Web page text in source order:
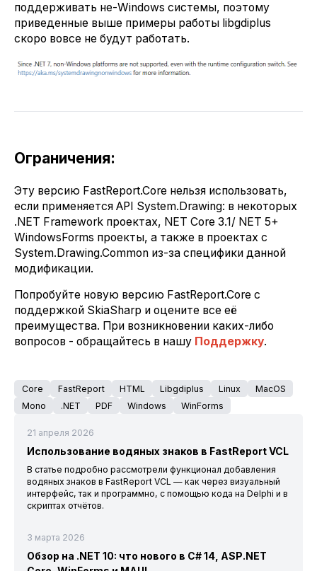
поддерживать не-Windows системы, поэтому
приведенные выше примеры работы libgdiplus
скоро вовсе не будут работать.
Ограничения:
Эту версию FastReport.Core нельзя использовать,
если применяется API System.Drawing: в некоторых
.NET Framework проектах, NET Core 3.1/ NET 5+
WindowsForms проекты, а также в проектах с
System.Drawing.Common из-за специфики данной
модификации.
Попробуйте новую версию FastReport.Core с
поддержкой SkiaSharp и оцените все её
преимущества. При возникновении каких-либо
вопросов - обращайтесь в нашу Поддержку.
Core FastReport HTML Libgdiplus Linux
MacOS
Mono
.NET PDF Windows WinForms
21 апреля 2026
Использование водяных знаков в FastReport VCL
В статье подробно рассмотрели функционал добавления
водяных знаков в FastReport VCL — как через визуальный
интерфейс, так и программно, с помощью кода на Delphi и в
скриптах отчётов.
3 марта 2026
Обзор на .NET 10: что нового в C# 14, ASP.NET